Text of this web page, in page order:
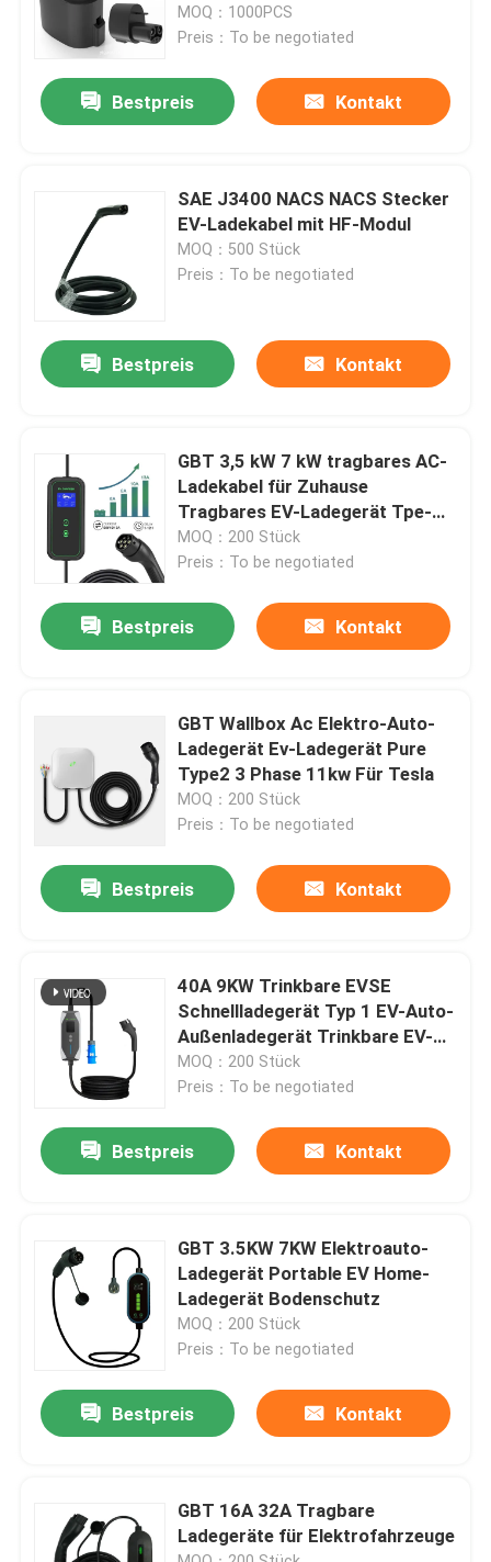
Produkte
Über uns
Fabrik Tour
Kontakt
Referenzen
EV-Ladegerät-Lösungen
Tragbare EV-Ladegeräte
Steckdose für Schloss
MOQ：1000PCS
Preis：To be negotiated
Bestpreis Kontakt
SAE J3400 NACS NACS Stecker
EV-Ladekabel mit HF-Modul
MOQ：500 Stück
Preis：To be negotiated
Bestpreis Kontakt
GBT 3,5 kW 7 kW tragbares AC-
Ladekabel für Zuhause
Tragbares EV-Ladegerät Tpe-
Jacket
MOQ：200 Stück
Preis：To be negotiated
Bestpreis Kontakt
GBT Wallbox Ac Elektro-Auto-
Ladegerät Ev-Ladegerät Pure
Type2 3 Phase 11kw Für Tesla
MOQ：200 Stück
Preis：To be negotiated
Bestpreis Kontakt
40A 9KW Trinkbare EVSE
Schnellladegerät Typ 1 EV-Auto-
Außenladegerät Trinkbare EV-
Ladegerät mit 5M-Kabel
MOQ：200 Stück
Preis：To be negotiated
Bestpreis Kontakt
GBT 3.5KW 7KW Elektroauto-
Ladegerät Portable EV Home-
Ladegerät Bodenschutz
MOQ：200 Stück
Preis：To be negotiated
Bestpreis Kontakt
GBT 16A 32A Tragbare
Ladegeräte für Elektrofahrzeuge